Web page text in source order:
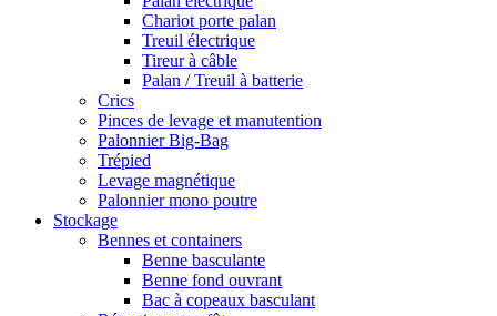
Chariot porte palan
Treuil électrique
Tireur à câble
Palan / Treuil à batterie
Crics
Pinces de levage et manutention
Palonnier Big-Bag
Trépied
Levage magnétique
Palonnier mono poutre
Stockage
Bennes et containers
Benne basculante
Benne fond ouvrant
Bac à copeaux basculant